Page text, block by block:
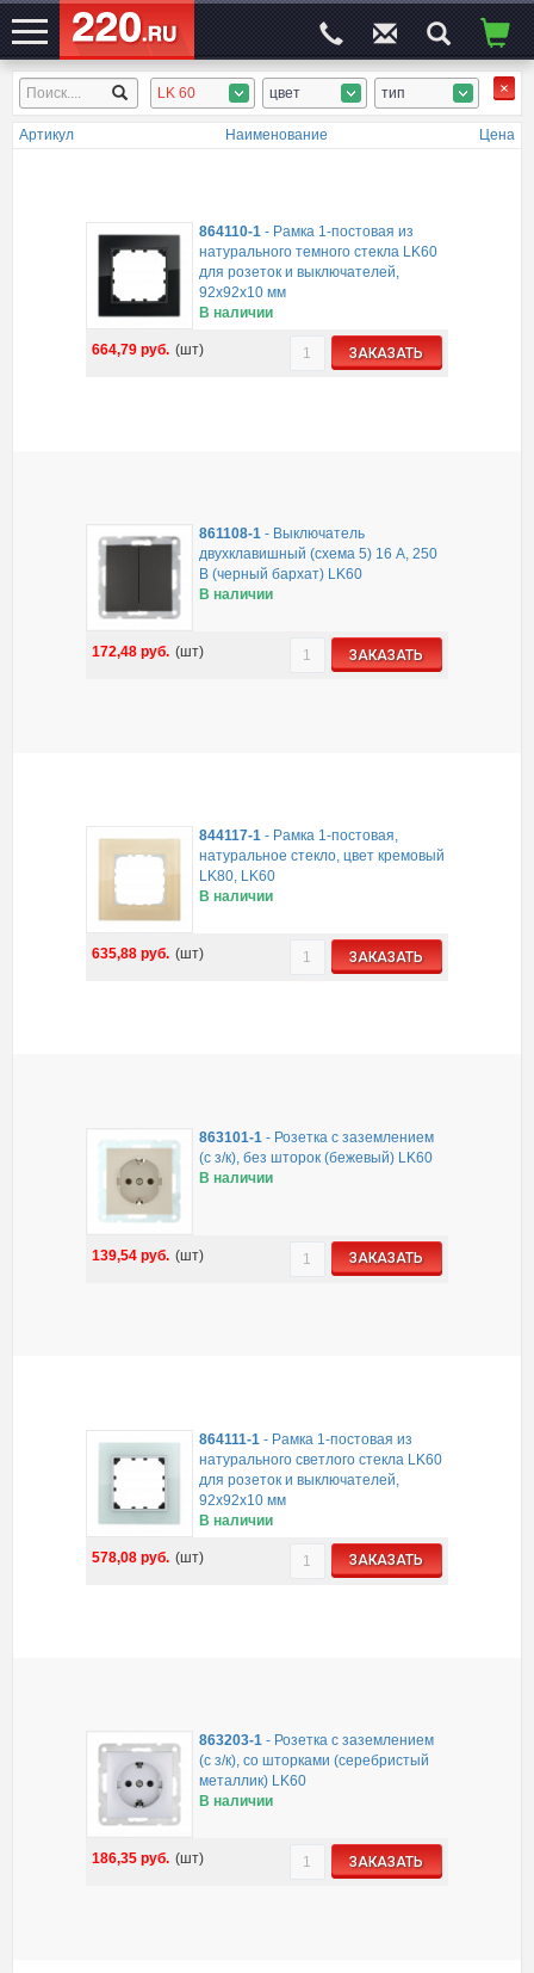
ЭЛЕКТРОСАЙТ№1 LK 60 цвет тип
Артикул Наименование Цена
864110-1 - Рамка 1-постовая из
натурального темного стекла LK60
для розеток и выключателей,
92х92х10 мм
В наличии
664,79руб. (шт) ЗАКАЗАТЬ
861108-1 - Выключатель
двухклавишный (схема 5) 16 A, 250
B (черный бархат) LK60
В наличии
172,48руб. (шт) ЗАКАЗАТЬ
844117-1 - Рамка 1-постовая,
натуральное стекло, цвет кремовый
LK80, LK60
В наличии
635,88руб. (шт) ЗАКАЗАТЬ
863101-1 - Розетка с заземлением
(с з/к), без шторок (бежевый) LK60
В наличии
139,54руб. (шт) ЗАКАЗАТЬ
864111-1 - Рамка 1-постовая из
натурального светлого стекла LK60
для розеток и выключателей,
92х92х10 мм
В наличии
578,08руб. (шт) ЗАКАЗАТЬ
863203-1 - Розетка с заземлением
(с з/к), со шторками (серебристый
металлик) LK60
В наличии
186,35руб. (шт) ЗАКАЗАТЬ